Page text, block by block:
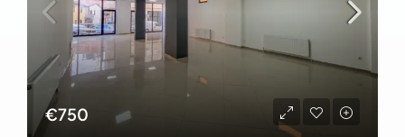
€750